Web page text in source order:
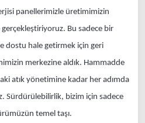
panellerimizle üretimimizin
gerçekleştiriyoruz. Bu sadece bir
dostu hale getirmek için geri
merkezine aldık. Hammadde
atık yönetimine kadar her adımda
Sürdürülebilirlik, bizim için sadece
temel taşı.